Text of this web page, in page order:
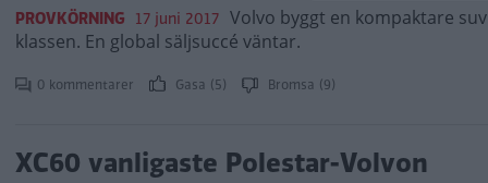
PROVKÖRNING 17 juni 2017 Volvo byggt en kompaktare
klassen. En global säljsuccé väntar.
0 kommentarer Gasa (5) Bromsa (9)
XC60 vanligaste Polestar-Volvon